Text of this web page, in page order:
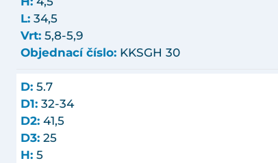
L: 34,5
Vrt: 5,8-5,9
Objednací číslo: KKSGH 30
D: 5.7
D1: 32-34
D2: 41,5
D3: 25
H: 5